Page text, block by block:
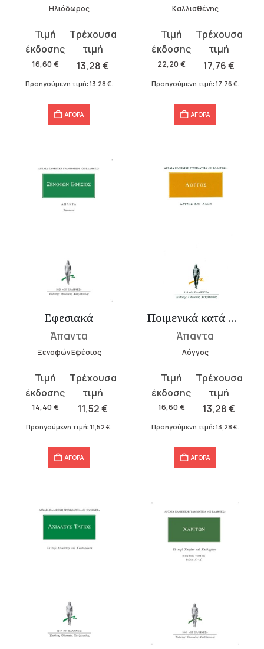
Ηλιόδωρος
16,60 €
Original
price
was:
16,60 €.
13,28€
τρέχουσα
τιμή
είναι:
Προηγούμενη τιμή: 13,28 €.
ΑΓΟΡΑ
Καλλισθένης
22,20 €
Original
price
was:
22,20 €.
17,76€
τρέχουσα
τιμή
είναι:
Προηγούμενη τιμή: 17,76 €.
ΑΓΟΡΑ
Εφεσιακά
Άπαντα
Ξενοφών Εφέσιος
14,40 €
Original
price
was:
14,40 €.
11,52€
τρέχουσα
τιμή
είναι:
Προηγούμενη τιμή: 11,52 €.
ΑΓΟΡΑ
Ποιμενικά κατά Δάφνιν και Χλόην
Άπαντα
Λόγγος
16,60 €
Original
price
was:
16,60 €.
13,28€
τρέχουσα
τιμή
είναι:
Προηγούμενη τιμή: 13,28 €.
ΑΓΟΡΑ